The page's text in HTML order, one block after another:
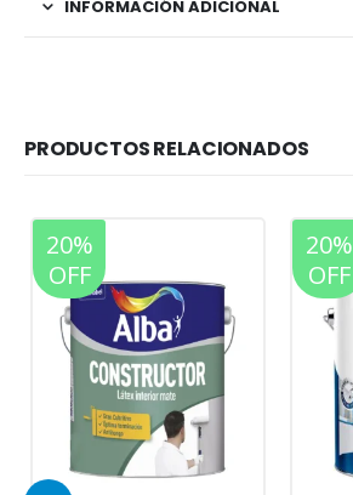
INFORMACIÓN ADICIONAL
PRODUCTOS RELACIONADOS
20%
OFF
20%
OFF